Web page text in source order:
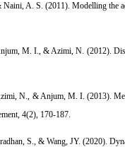
Naini, A. S. (2011). Modelling the
M. I., & Azimi, N. (2012).
N., & Anjum, M. I. (2013).
4(2), 170-187.
S., & Wang, JY. (2020).